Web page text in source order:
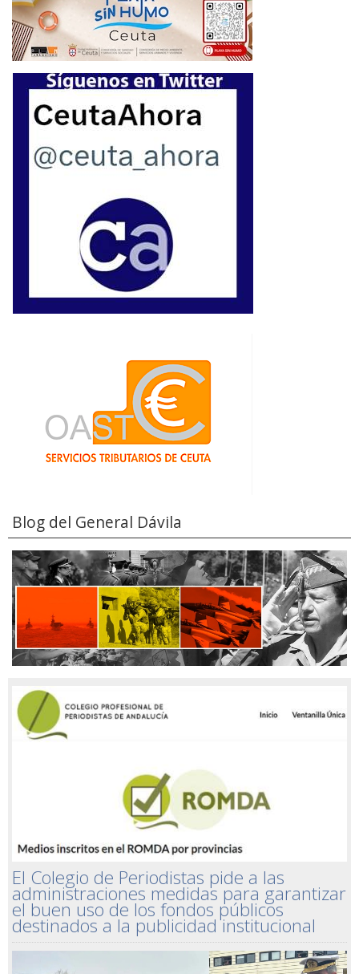
Blog del General Dávila
El Colegio de Periodistas pide a las
administraciones medidas para garantizar
el buen uso de los fondos públicos
destinados a la publicidad institucional